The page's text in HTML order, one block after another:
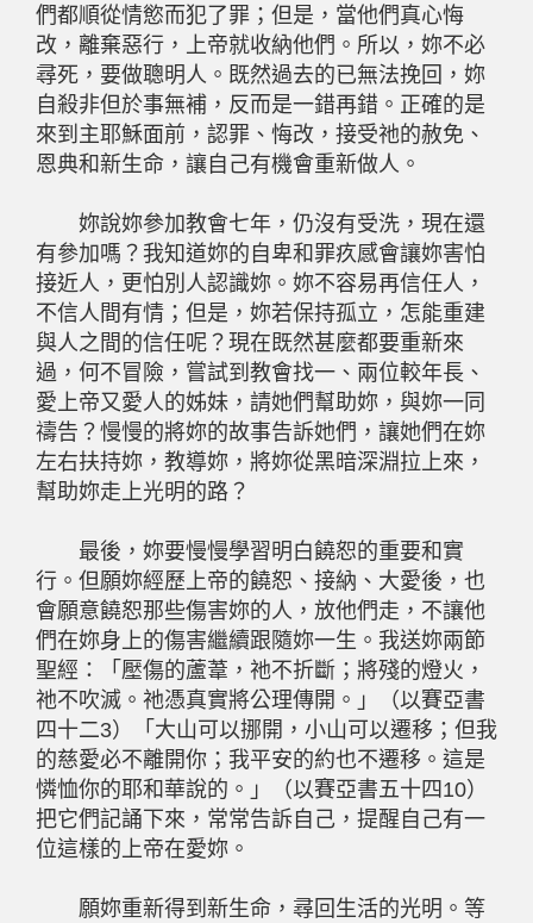
們都順從情慾而犯了罪；但是，當他們真心悔
改，離棄惡行，上帝就收納他們。所以，妳不必
尋死，要做聰明人。既然過去的已無法挽回，妳
自殺非但於事無補，反而是一錯再錯。正確的是
來到主耶穌面前，認罪、悔改，接受祂的赦免、
恩典和新生命，讓自己有機會重新做人。
妳說妳參加教會七年，仍沒有受洗，現在還
有參加嗎？我知道妳的自卑和罪疚感會讓妳害怕
接近人，更怕別人認識妳。妳不容易再信任人，
不信人間有情；但是，妳若保持孤立，怎能重建
與人之間的信任呢？現在既然甚麼都要重新來
過，何不冒險，嘗試到教會找一、兩位較年長、
愛上帝又愛人的姊妹，請她們幫助妳，與妳一同
禱告？慢慢的將妳的故事告訴她們，讓她們在妳
左右扶持妳，教導妳，將妳從黑暗深淵拉上來，
幫助妳走上光明的路？
最後，妳要慢慢學習明白饒恕的重要和實
行。但願妳經歷上帝的饒恕、接納、大愛後，也
會願意饒恕那些傷害妳的人，放他們走，不讓他
們在妳身上的傷害繼續跟隨妳一生。我送妳兩節
聖經：「壓傷的蘆葦，祂不折斷；將殘的燈火，
祂不吹滅。祂憑真實將公理傳開。」（以賽亞書
四十二3）「大山可以挪開，小山可以遷移；但我
的慈愛必不離開你；我平安的約也不遷移。這是
憐恤你的耶和華說的。」（以賽亞書五十四10）
把它們記誦下來，常常告訴自己，提醒自己有一
位這樣的上帝在愛妳。
願妳重新得到新生命，尋回生活的光明。等